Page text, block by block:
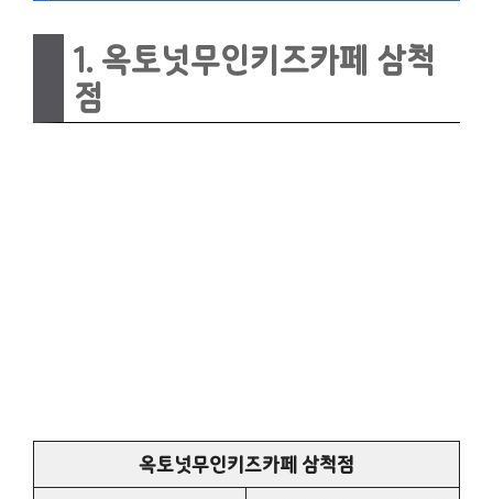
1. 옥토넛무인키즈카페 삼척
점
옥토넛무인키즈카페 삼척점